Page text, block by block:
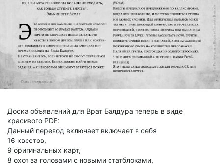
Доска объявлений для Врат Балдура теперь в виде
красивого PDF:
Данный перевод включает включает в себя
16 квестов,
9 оригинальных карт,
8 охот за головами с новыми статблоками,